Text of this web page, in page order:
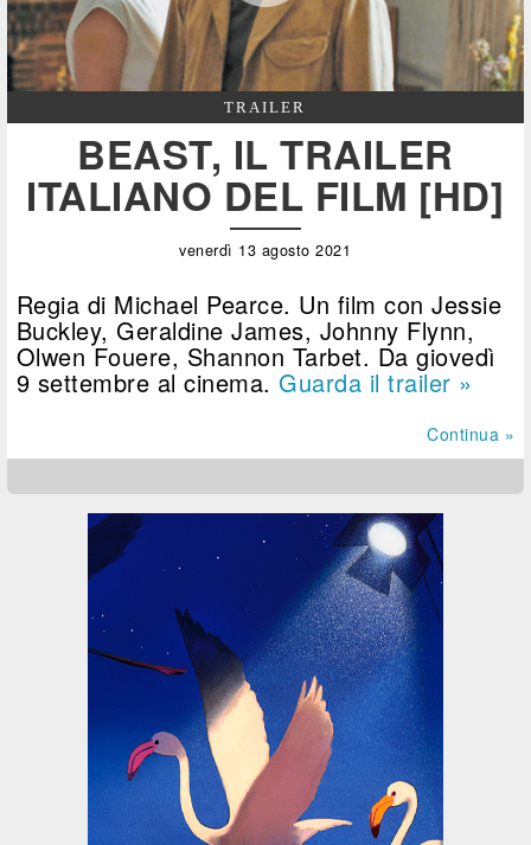
TRAILER
BEAST, IL TRAILER
ITALIANO DEL FILM [HD]
venerdì 13 agosto 2021
Regia di Michael Pearce. Un film con Jessie
Buckley, Geraldine James, Johnny Flynn,
Olwen Fouere, Shannon Tarbet. Da giovedì
9 settembre al cinema. Guarda il trailer »
Continua »